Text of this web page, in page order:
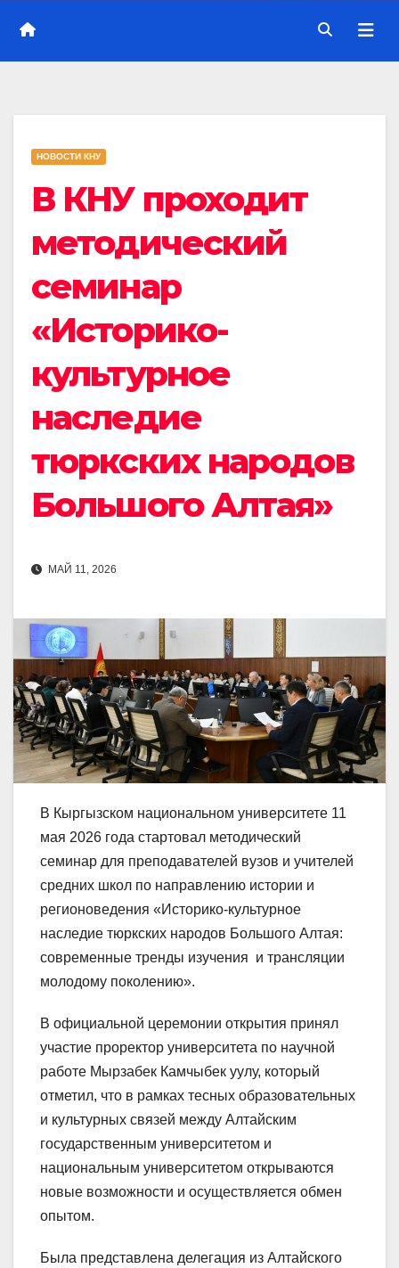
НОВОСТИ КНУ
В КНУ проходит
методический
семинар
«Историко-
культурное
наследие
тюркских народов
Большого Алтая»
МАЙ 11, 2026
В Кыргызском национальном университете 11
мая 2026 года стартовал методический
семинар для преподавателей вузов и учителей
средних школ по направлению истории и
регионоведения «Историко-культурное
наследие тюркских народов Большого Алтая:
современные тренды изучения и трансляции
молодому поколению».
В официальной церемонии открытия принял
участие проректор университета по научной
работе Мырзабек Камчыбек уулу, который
отметил, что в рамках тесных образовательных
и культурных связей между Алтайским
государственным университетом и
национальным университетом открываются
новые возможности и осуществляется обмен
опытом.
Была представлена делегация из Алтайского